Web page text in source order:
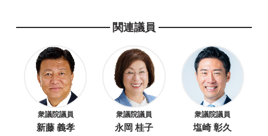
関連議員
衆議院議員
新藤 義孝
衆議院議員
永岡 桂子
衆議院議員
塩崎 彰久